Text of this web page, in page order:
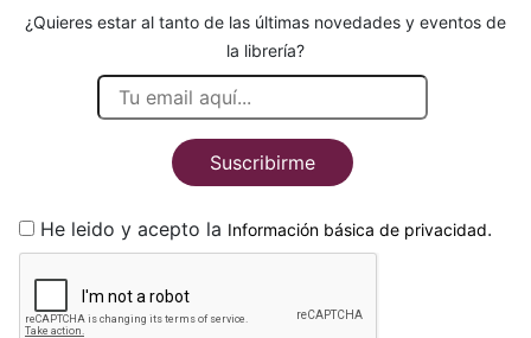
¿Quieres estar al tanto de las últimas novedades y eventos de
la librería?
Suscribirme
He leido y acepto la Información básica de privacidad.